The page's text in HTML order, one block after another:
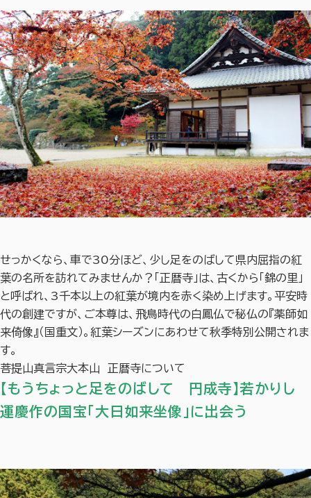
せっかくなら、車で30分ほど、少し足をのばして県内屈指の紅
葉の名所を訪れてみませんか？「正暦寺」は、古くから「錦の里」
と呼ばれ、3千本以上の紅葉が境内を赤く染め上げます。平安時
代の創建ですが、ご本尊は、飛鳥時代の白鳳仏で秘仏の『薬師如
来倚像』（国重文）。紅葉シーズンにあわせて秋季特別公開されま
す。
菩提山真言宗大本山 正暦寺について
【もうちょっと足をのばして 円成寺】若かりし
運慶作の国宝「大日如来坐像」に出会う